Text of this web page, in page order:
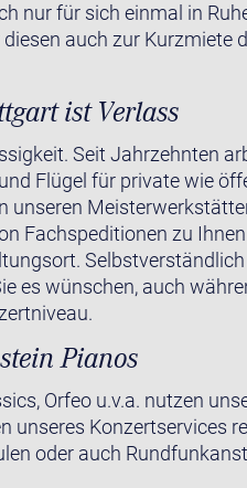
nur für sich einmal in
auch zur Kurzmiete
ist Verlass
Seit Jahrzehnten
Flügel für private wie
unseren
Fachspeditionen zu
es wünschen, auch
Pianos
Orfeo u.v.a. nutzen
unseres Konzertservices
oder auch